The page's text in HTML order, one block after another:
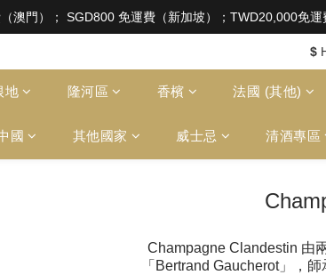
。Under the law of Hong Kong, intoxicating liquor
澳門）； SGD800 免運費（新加坡）；TWD20,000免
。Under the law of Hong Kong, intoxicating liquor $
地 隆河區 香檳 法國 (其他)
國 其他國家 威士忌 清酒專區
Champagne Clandestin 由
「Bertrand Gaucherot」，